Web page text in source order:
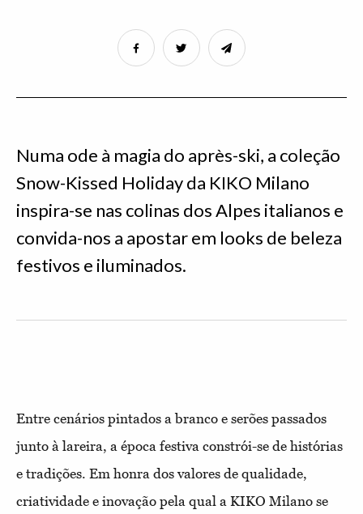
Numa ode à magia do après-ski, a coleção
Snow-Kissed Holiday da KIKO Milano
inspira-se nas colinas dos Alpes italianos e
convida-nos a apostar em looks de beleza
festivos e iluminados.
Entre cenários pintados a branco e serões passados
junto à lareira, a época festiva constrói-se de histórias
e tradições. Em honra dos valores de qualidade,
criatividade e inovação pela qual a KIKO Milano se